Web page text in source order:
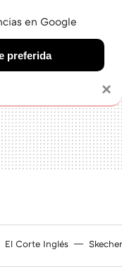
SNEAKERS
El Corte Inglés
×
en Google
preferida